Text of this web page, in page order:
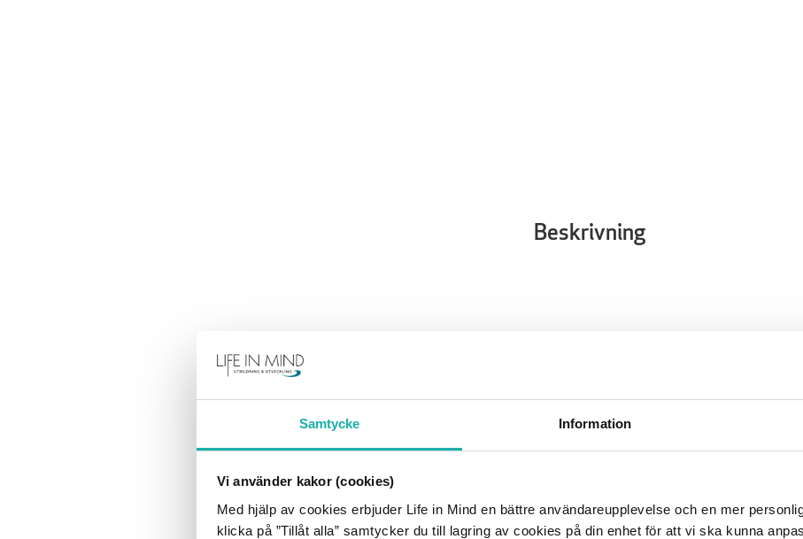
Samtycke Information
Vi använder kakor (cookies)
Med hjälp av cookies erbjuder Life in Mind en bättre användareupplevelse och en mer
klicka på ”Tillåt alla” samtycker du till lagring av cookies på din enhet för att vi ska kunna
Beskrivning
Du kanske också gillar …